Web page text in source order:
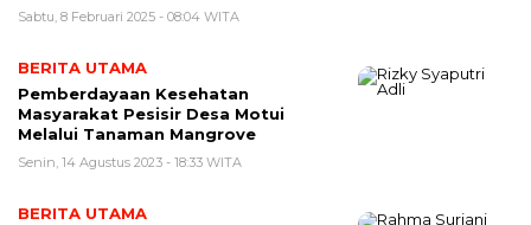
Sabtu, 8 Februari 2025 - 08:04 WITA
BERITA UTAMA
Pemberdayaan Kesehatan
Masyarakat Pesisir Desa Motui
Melalui Tanaman Mangrove
Senin, 14 Agustus 2023 - 18:33 WITA
BERITA UTAMA